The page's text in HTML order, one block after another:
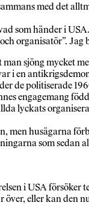
med det
som händer i
organisatör”.
sjöng mycket
i en
de politiserade
engagemang
lyckats
men husägarna
som sedan
i USA försöker
eller kan den